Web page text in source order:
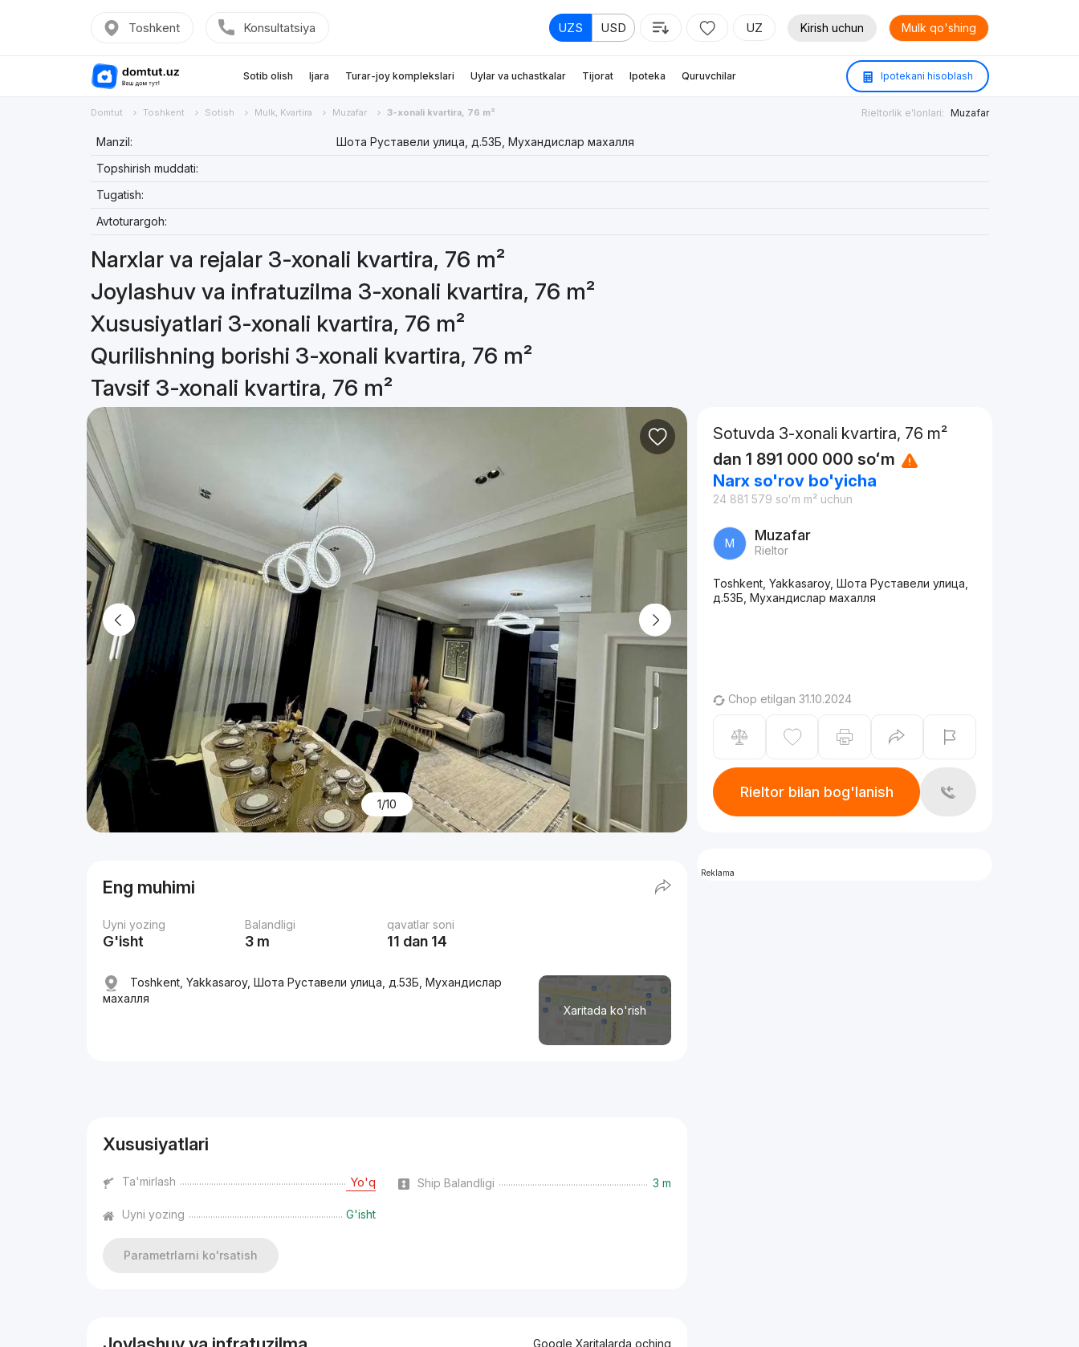
Toshkent Konsultatsiya UZS USD UZ Kirish uchun Mulk qo'shing
Sotib olish Ijara Turar-joy komplekslari Uylar va uchastkalar Tijorat Ipoteka Quruvchilar Ipotekani hisoblash
Domtut Toshkent Sotish Mulk, Kvartira Muzafar 3-xonali kvartira, 76 m² Rieltorlik e'lonlari: Muzafar
Manzil:
Шота Руставели улица, д.53Б, Мухандислар махалля
Topshirish muddati:
Tugatish:
Avtoturargoh:
Narxlar va rejalar 3-xonali kvartira, 76 m²
Joylashuv va infratuzilma 3-xonali kvartira, 76 m²
Xususiyatlari 3-xonali kvartira, 76 m²
Qurilishning borishi 3-xonali kvartira, 76 m²
Tavsif 3-xonali kvartira, 76 m²
1/10
Eng muhimi
Uyni yozing
G'isht
Balandligi
3 m
qavatlar soni
11 dan 14
Xaritada ko'rish
Toshkent, Yakkasaroy, Шота Руставели улица, д.53Б, Мухандислар
махалля
Xususiyatlari
Ta'mirlash Yo'q Ship Balandligi 3 m
Uyni yozing G'isht
Parametrlarni ko'rsatish
Google Xaritalarda oching
Sotuvda 3-xonali kvartira, 76 m²
dan 1 891 000 000 soʻm
Narx so'rov bo'yicha
24 881 579 soʻm m² uchun
M Muzafar
Rieltor
Toshkent, Yakkasaroy, Шота Руставели улица,
д.53Б, Мухандислар махалля
Chop etilgan 31.10.2024
Rieltor bilan bog'lanish
Reklama